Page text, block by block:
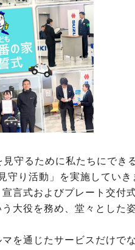
守るために私たちにでき
守り活動」を実施していき
言式およびプレート交付
大役を務め、堂々とした
を通じたサービスだけでな